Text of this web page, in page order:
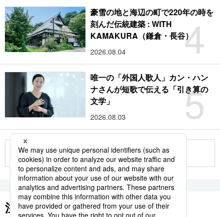
4
豪雪の地と海辺の町で220年の時を
刻んだ伝統建築 : WITH
KAMAKURA（鎌倉・長谷）
2026.08.04
5
唯一の「外国人歌人」カン・ハン
ナさんが短歌で伝える「引き算の
文学」
2026.08.03
もっと見る
注目のキーワード